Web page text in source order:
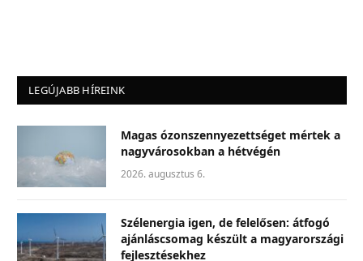
LEGÚJABB HÍREINK
Magas ózonszennyezettséget mértek a
nagyvárosokban a hétvégén
2026. augusztus 6.
Szélenergia igen, de felelősen: átfogó
ajánláscsomag készült a magyarországi
fejlesztésekhez